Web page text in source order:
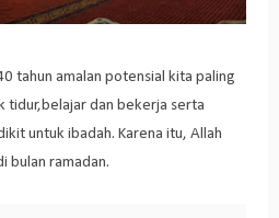
tahun amalan potensial kita paling
tidur,belajar dan bekerja serta
untuk ibadah. Karena itu, Allah
bulan ramadan.